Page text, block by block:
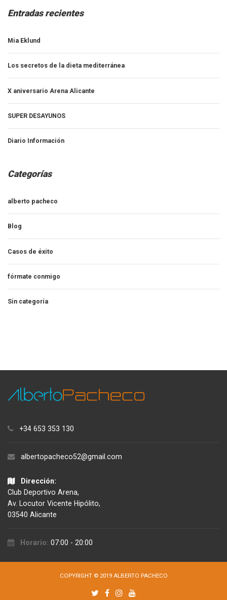
Entradas recientes
Mia Eklund
Los secretos de la dieta mediterránea
X aniversario Arena Alicante
SUPER DESAYUNOS
Diario Información
Categorías
alberto pacheco
Blog
Casos de éxito
fórmate conmigo
Sin categoría
+34 653 353 130
albertopacheco52@gmail.com
Dirección:
Club Deportivo Arena,
Av. Locutor Vicente Hipólito,
03540 Alicante
Horario: 07:00 - 20:00
COPYRIGHT © 2019 ALBERTO PACHECO